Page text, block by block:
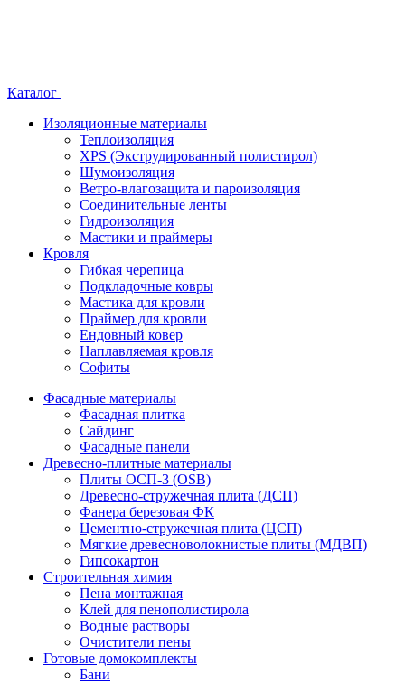
Каталог
Изоляционные материалы
Теплоизоляция
XPS (Экструдированный полистирол)
Шумоизоляция
Ветро-влагозащита и пароизоляция
Соединительные ленты
Гидроизоляция
Мастики и праймеры
Кровля
Гибкая черепица
Подкладочные ковры
Мастика для кровли
Праймер для кровли
Ендовный ковер
Наплавляемая кровля
Софиты
Фасадные материалы
Фасадная плитка
Сайдинг
Фасадные панели
Древесно-плитные материалы
Плиты ОСП-3 (OSB)
Древесно-стружечная плита (ДСП)
Фанера березовая ФК
Цементно-стружечная плита (ЦСП)
Мягкие древесноволокнистые плиты (МДВП)
Гипсокартон
Строительная химия
Пена монтажная
Клей для пенополистирола
Водные растворы
Очистители пены
Готовые домокомплекты
Бани